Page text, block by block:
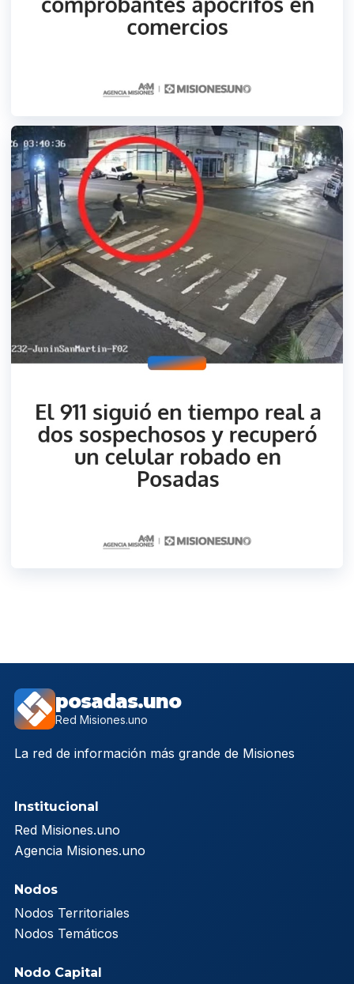
posadas.uno
Red Misiones.uno
La red de información más grande de Misiones
Institucional
Red Misiones.uno
Agencia Misiones.uno
Nodos
Nodos Territoriales
Nodos Temáticos
Nodo Capital